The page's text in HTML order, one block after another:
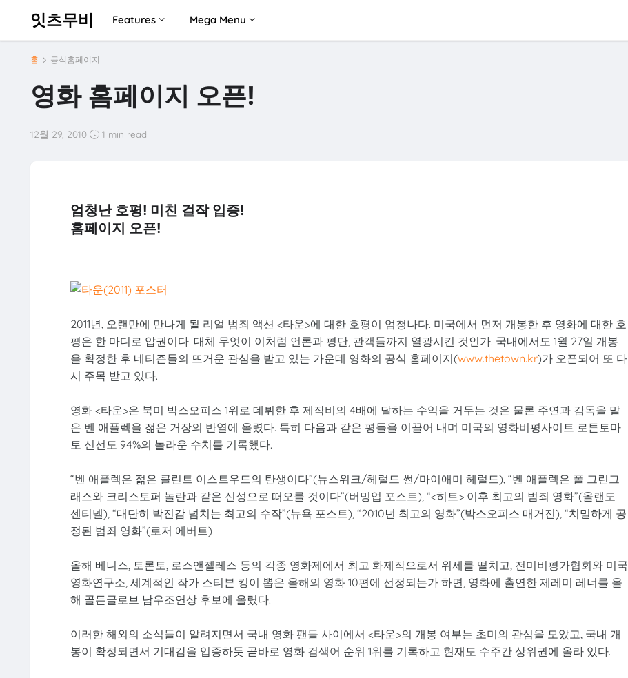
잇츠무비 Features Mega Menu
홈 공식홈페이지
영화 홈페이지 오픈!
12월 29, 2010 1 min read
엄청난 호평! 미친 걸작 입증!
홈페이지 오픈!
2011년, 오랜만에 만나게 될 리얼 범죄 액션 <타운>에 대한 호평이 엄청나다. 미국에서 먼저 개봉한 후 영화에 대한 호
평은 한 마디로 압권이다! 대체 무엇이 이처럼 언론과 평단, 관객들까지 열광시킨 것인가. 국내에서도 1월 27일 개봉
을 확정한 후 네티즌들의 뜨거운 관심을 받고 있는 가운데 영화의 공식 홈페이지(www.thetown.kr)가 오픈되어 또 다
시 주목 받고 있다.
영화 <타운>은 북미 박스오피스 1위로 데뷔한 후 제작비의 4배에 달하는 수익을 거두는 것은 물론 주연과 감독을 맡
은 벤 애플렉을 젊은 거장의 반열에 올렸다. 특히 다음과 같은 평들을 이끌어 내며 미국의 영화비평사이트 로튼토마
토 신선도 94%의 놀라운 수치를 기록했다.
“벤 애플렉은 젊은 클린트 이스트우드의 탄생이다”(뉴스위크/헤럴드 썬/마이애미 헤럴드), “벤 애플렉은 폴 그린그
래스와 크리스토퍼 놀란과 같은 신성으로 떠오를 것이다”(버밍업 포스트), “<히트> 이후 최고의 범죄 영화”(올랜도
센티넬), “대단히 박진감 넘치는 최고의 수작”(뉴욕 포스트), “2010년 최고의 영화”(박스오피스 매거진), “치밀하게 공
정된 범죄 영화”(로저 에버트)
올해 베니스, 토론토, 로스앤젤레스 등의 각종 영화제에서 최고 화제작으로서 위세를 떨치고, 전미비평가협회와 미국
영화연구소, 세계적인 작가 스티븐 킹이 뽑은 올해의 영화 10편에 선정되는가 하면, 영화에 출연한 제레미 레너를 올
해 골든글로브 남우조연상 후보에 올렸다.
이러한 해외의 소식들이 알려지면서 국내 영화 팬들 사이에서 <타운>의 개봉 여부는 초미의 관심을 모았고, 국내 개
봉이 확정되면서 기대감을 입증하듯 곧바로 영화 검색어 순위 1위를 기록하고 현재도 수주간 상위권에 올라 있다.